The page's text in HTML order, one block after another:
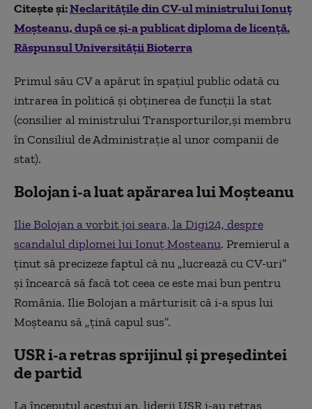
Citește și:Neclaritățile din CV-ul ministrului Ionuț
Moșteanu, după ce și-a publicat diploma de licență.
Răspunsul Universității Bioterra
Primul său CV a apărut în spațiul public odată cu
intrarea în politică și obținerea de funcții la stat
(consilier al ministrului Transporturilor,și membru
în Consiliul de Administrație al unor companii de
stat).
Bolojan i-a luat apărarea lui Moșteanu
Ilie Bolojan a vorbit joi seara, la Digi24, despre
scandalul diplomei lui Ionuț Moșteanu. Premierul a
ținut să precizeze faptul că nu „lucrează cu CV-uri”
și încearcă să facă tot ceea ce este mai bun pentru
România. Ilie Bolojan a mărturisit că i-a spus lui
Moșteanu să „țină capul sus”.
USR i-a retras sprijinul și președintei
de partid
La începutul acestui an, liderii USR i-au retras